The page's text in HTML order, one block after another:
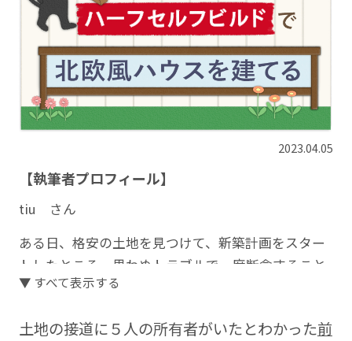
2023.04.05
【執筆者プロフィール】
tiu さん
ある日、格安の土地を見つけて、新築計画をスター
トしたところ、思わぬトラブルで一度断念すること
に。改めて始めた家づくりを支えてくれたのは、分
た。
▼ すべて表示する
土地の接道に５人の所有者がいたとわかった前